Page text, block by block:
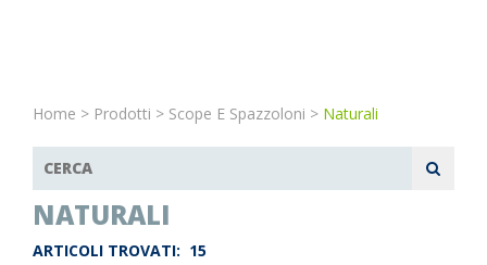
Home > Prodotti > Scope E Spazzoloni > Naturali
NATURALI
ARTICOLI TROVATI: 15